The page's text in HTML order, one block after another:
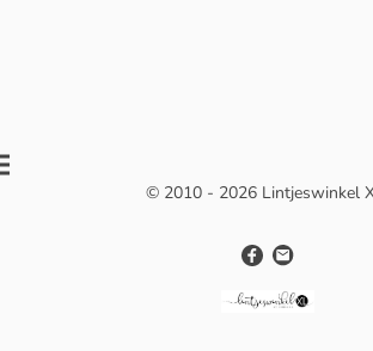
© 2010 - 2026 Lintjeswinkel